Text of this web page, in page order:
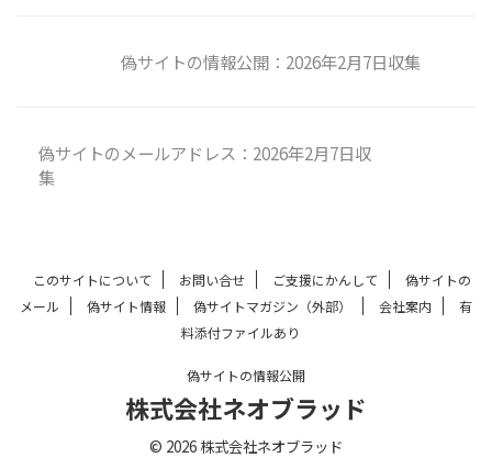
偽サイトの情報公開：2026年2月7日収集
偽サイトのメールアドレス：2026年2月7日収
集
このサイトについて お問い合せ ご支援にかんして
偽サイトの
メール
偽サイト情報 偽サイトマガジン（外部） 会社案内
有
料添付ファイルあり
偽サイトの情報公開
株式会社ネオブラッド
© 2026 株式会社ネオブラッド